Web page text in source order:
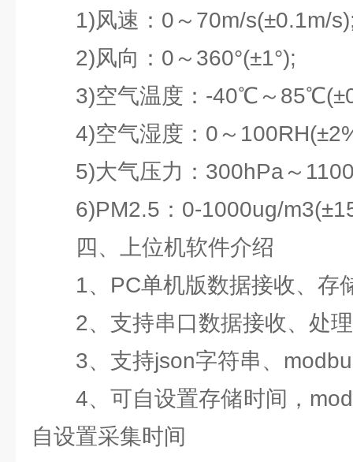
1)风速：0～70m/s(±0.1m/
2)风向：0～360°(±1°);
3)空气温度：-40℃～
4)空气湿度：0～
5)大气压力：300hPa～
6)PM2.5：0-1000ug/
四、上位机软件介绍
1、PC单机版数据接收、存
2、支持串口数据接收、处理
3、支持json字符串、
4、可自设置存储时间，
自设置采集时间